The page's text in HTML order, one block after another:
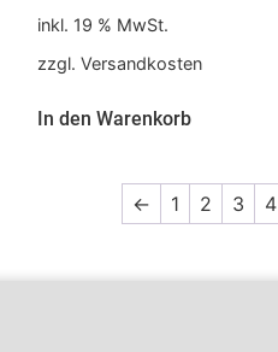
inkl. 19 % MwSt.
zzgl.Versandkosten
In den Warenkorb
← 1 2 3 4